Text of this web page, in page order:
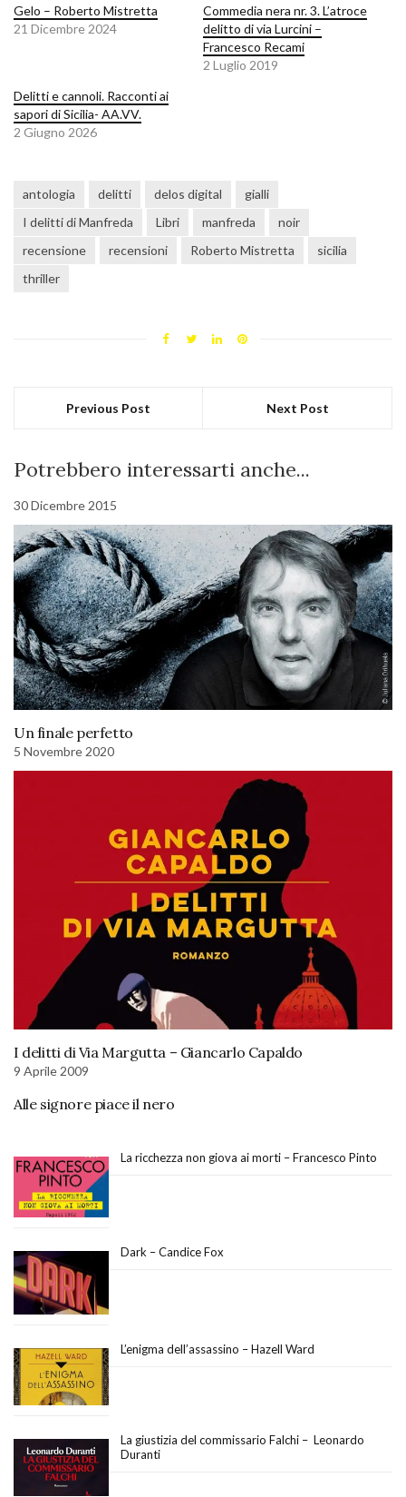
Gelo – Roberto Mistretta
21 Dicembre 2024
Commedia nera nr. 3. L’atroce
delitto di via Lurcini –
Francesco Recami
2 Luglio 2019
Delitti e cannoli. Racconti ai
sapori di Sicilia- AA.VV.
2 Giugno 2026
antologia delitti delos digital
gialli
I delitti di Manfreda
Libri manfreda
noir
recensione
recensioni Roberto Mistretta
sicilia
thriller
Previous Post Next Post
Potrebbero interessarti anche...
30 Dicembre 2015
Un finale perfetto
5 Novembre 2020
I delitti di Via Margutta – Giancarlo Capaldo
9 Aprile 2009
Alle signore piace il nero
La ricchezza non giova ai morti – Francesco Pinto
Dark – Candice Fox
L’enigma dell’assassino – Hazell Ward
La giustizia del commissario Falchi – Leonardo
Duranti